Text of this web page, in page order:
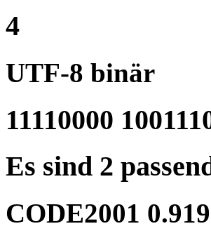
4
UTF-8 binär
11110000
Es sind 2
CODE2001